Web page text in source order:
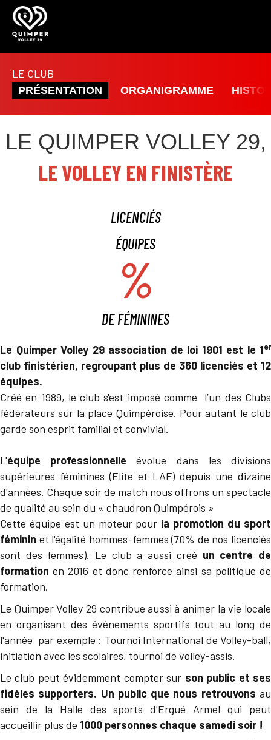
LE CLUB
PRÉSENTATION ORGANIGRAMME
LE QUIMPER VOLLEY 29,
LE VOLLEY EN FINISTÈRE
LICENCIÉS
ÉQUIPES
%
DE FÉMININES
Le Quimper Volley 29 association de loi 1901 est le 1er
club finistérien, regroupant plus de 360 licenciés et 12
équipes.
Créé en 1989, le club s'est imposé comme l’un des Clubs
fédérateurs sur la place Quimpéroise. Pour autant le club
garde son esprit familial et convivial.
L'équipe professionnelle évolue dans les divisions
supérieures féminines (Elite et LAF) depuis une dizaine
d'années. Chaque soir de match nous offrons un spectacle
de qualité au sein du « chaudron Quimpérois »
Cette équipe est un moteur pour la promotion du sport
féminin et l'égalité hommes-femmes (70% de nos licenciés
sont des femmes). Le club a aussi créé un centre de
formation en 2016 et donc renforce ainsi sa politique de
formation.
Le Quimper Volley 29 contribue aussi à animer la vie locale
en organisant des événements sportifs tout au long de
l'année par exemple : Tournoi International de Volley-ball,
initiation avec les scolaires, tournoi de volley-assis.
Le club peut évidemment compter sur son public et ses
fidèles supporters. Un public que nous retrouvons au
sein de la Halle des sports d'Ergué Armel qui peut
accueillir plus de 1000 personnes chaque samedi soir !